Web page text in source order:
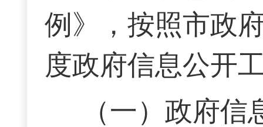
例》，按照市政
度政府信息公开
（一）政府